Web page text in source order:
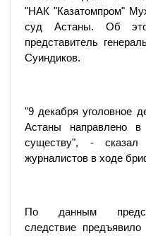
"НАК "Казатомпром"
суд Астаны. Об
представитель
Суиндиков.
"9 декабря уголовное
Астаны направлено
существу", -
журналистов в ходе
По данным
следствие